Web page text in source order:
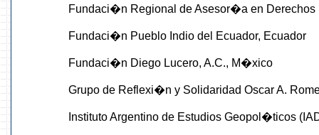
Fundaci�n Regional de Asesor�a en Derechos
Fundaci�n Pueblo Indio del Ecuador, Ecuador
Fundaci�n Diego Lucero, A.C., M�xico
Grupo de Reflexi�n y Solidaridad Oscar A.
Instituto Argentino de Estudios Geopol�ticos